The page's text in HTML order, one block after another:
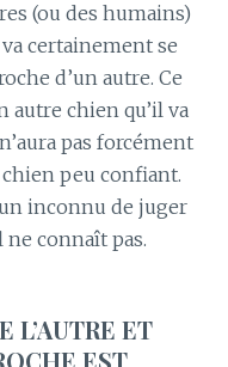
(ou des humains)
certainement se
d’un autre. Ce
autre chien qu’il va
pas forcément
peu confiant.
inconnu de juger
ne connaît pas.
L’AUTRE ET
EST